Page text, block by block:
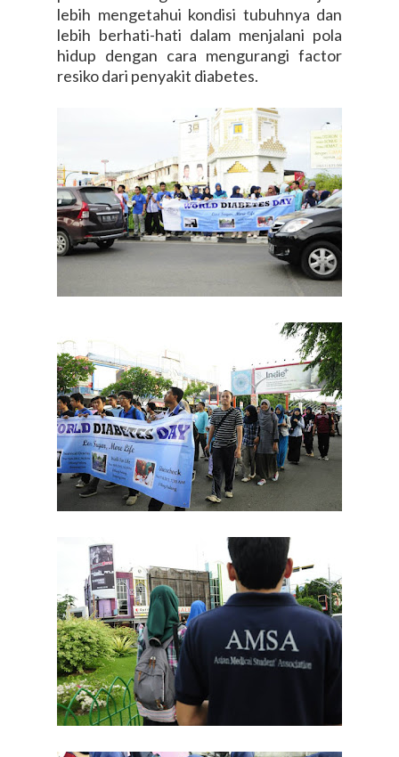
lebih mengetahui kondisi tubuhnya dan
lebih berhati-hati dalam menjalani pola
hidup dengan cara mengurangi factor
resiko dari penyakit diabetes.